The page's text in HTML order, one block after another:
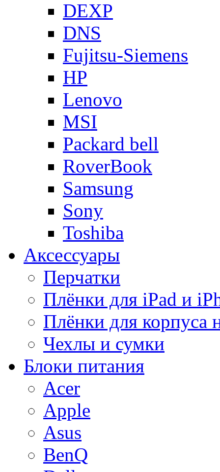
DEXP
DNS
Fujitsu-Siemens
HP
Lenovo
MSI
Packard bell
RoverBook
Samsung
Sony
Toshiba
Аксессуары
Перчатки
Плёнки для iPad и
Плёнки для корпуса
Чехлы и сумки
Блоки питания
Acer
Apple
Asus
BenQ